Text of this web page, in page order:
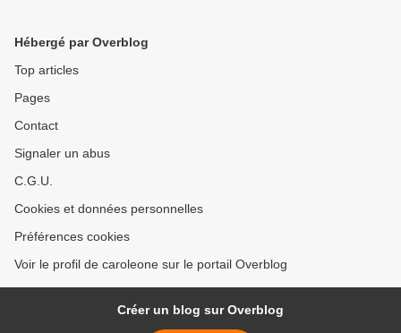
Hébergé par Overblog
Top articles
Pages
Contact
Signaler un abus
C.G.U.
Cookies et données personnelles
Préférences cookies
Voir le profil de caroleone sur le portail Overblog
Créer un blog sur Overblog